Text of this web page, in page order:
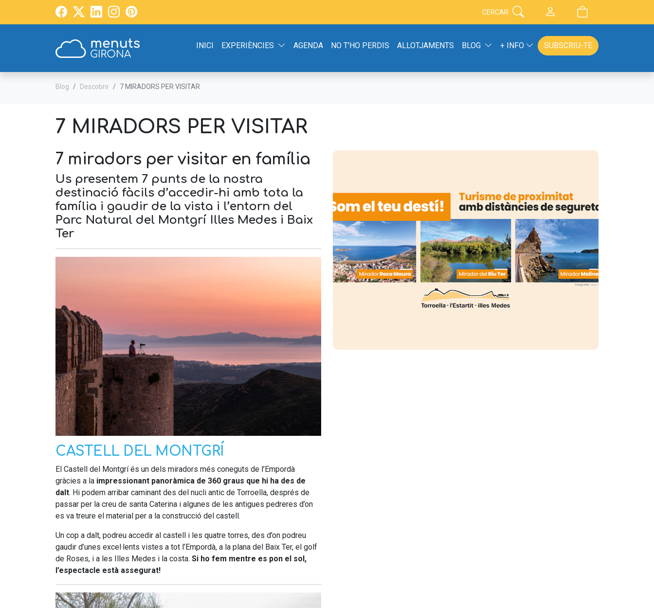
CERCAR
INICI EXPERIÈNCIES AGENDA NO T'HO PERDIS ALLOTJAMENTS BLOG + INFO SUBSCRIU-TE
Blog Descobrir 7 MIRADORS PER VISITAR
7 MIRADORS PER VISITAR
7 miradors per visitar en família
Us presentem 7 punts de la nostra
destinació fàcils d’accedir-hi amb tota la
família i gaudir de la vista i l’entorn del
Parc Natural del Montgrí Illes Medes i Baix
Ter
CASTELL DEL MONTGRÍ
El Castell del Montgrí és un dels miradors més coneguts de l’Empordà
gràcies a la impressionant panoràmica de 360 graus que hi ha des de
dalt. Hi podem arribar caminant des del nucli antic de Torroella, després de
passar per la creu de santa Caterina i algunes de les antigues pedreres d’on
es va treure el material per a la construcció del castell.
Un cop a dalt, podreu accedir al castell i les quatre torres, des d’on podreu
gaudir d’unes excel·lents vistes a tot l’Empordà, a la plana del Baix Ter, el golf
de Roses, i a les Illes Medes i la costa. Si ho fem mentre es pon el sol,
l’espectacle està assegurat!